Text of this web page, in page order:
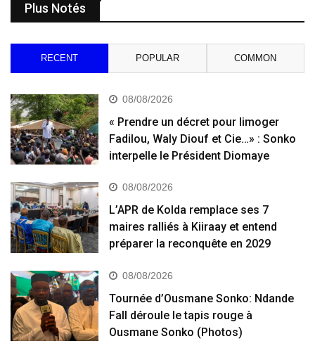
Plus Notés
RECENT POPULAR COMMON
08/08/2026
« Prendre un décret pour limoger
Fadilou, Waly Diouf et Cie…» : Sonko
interpelle le Président Diomaye
08/08/2026
L’APR de Kolda remplace ses 7
maires ralliés à Kiiraay et entend
préparer la reconquête en 2029
08/08/2026
Tournée d’Ousmane Sonko: Ndande
Fall déroule le tapis rouge à
Ousmane Sonko (Photos)